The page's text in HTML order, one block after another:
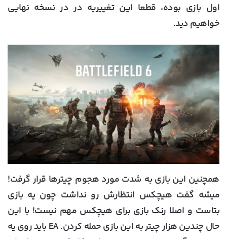
اول بازی بوده، قطعا این تغییریه در در نسخه نهایی
خواهیم دید.
همچنین این بازی به شدت مورد هجوم چیترها قرار گرفت!
میشه گفت هیچکس انتظارش رو نداشت چون یه بازی
بتاست و اصلا رنک بازی برای هیچکس مهم نیست! با این
حال چندین هزار چیتر به این بازی حمله کردن. EA باید روی یه